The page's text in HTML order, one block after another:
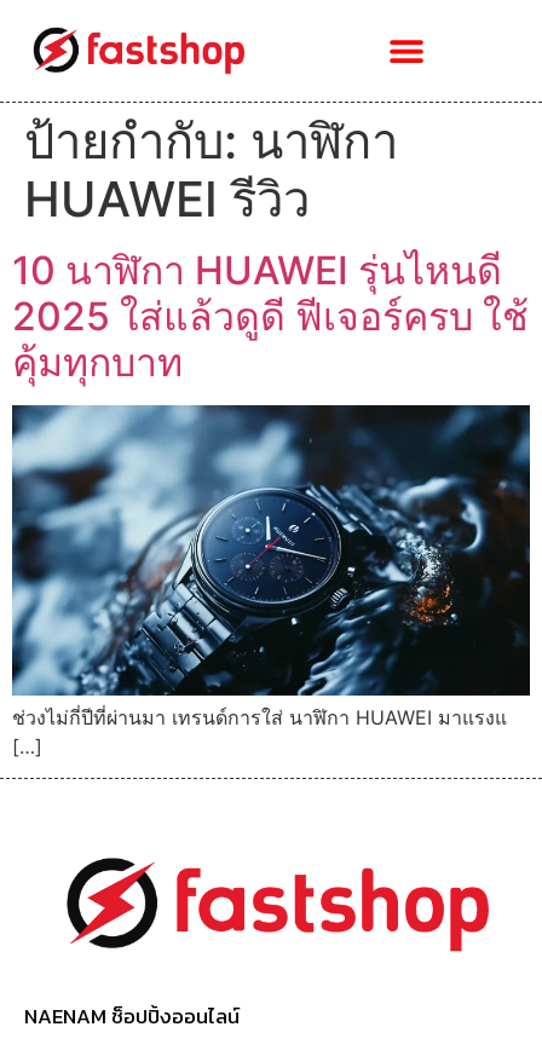
ป้ายกำกับ: นาฬิกา
HUAWEI รีวิว
10 นาฬิกา HUAWEI รุ่นไหนดี
2025 ใส่แล้วดูดี ฟีเจอร์ครบ ใช้
คุ้มทุกบาท
ช่วงไม่กี่ปีที่ผ่านมา เทรนด์การใส่ นาฬิกา HUAWEI มาแรงแ
[…]
NAENAM ช็อปปิ้งออนไลน์